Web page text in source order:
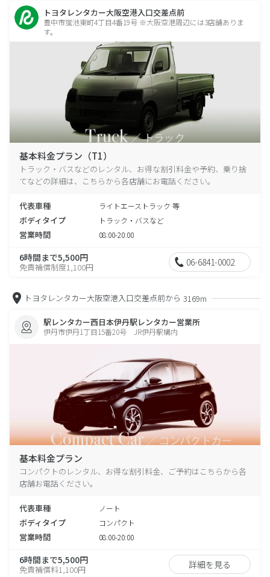
トヨタレンタカー大阪空港入口交差点前
豊中市蛍池東町4丁目4番19号 ※大阪空港周辺には3店舗ありま
す。
基本料金プラン（T1）
トラック・バスなどのレンタル、お得な割引料金や予約、乗り捨
てなどの詳細は、こちらから各店舗にお電話ください。
代表車種 ライトエーストラック 等
ボディタイプ トラック・バスなど
営業時間 08:00-20:00
6時間まで5,500円
免責補償制度1,100円 06-6841-0002
トヨタレンタカー大阪空港入口交差点前から 3169m
駅レンタカー西日本伊丹駅レンタカー営業所
伊丹市伊丹1丁目15番20号 JR伊丹駅構内
基本料金プラン
コンパクトのレンタル、お得な割引料金、ご予約はこちらから各
店舗お電話ください。
代表車種 ノート
ボディタイプ コンパクト
営業時間 08:00-20:00
6時間まで5,500円
免責補償料1,100円 詳細を見る